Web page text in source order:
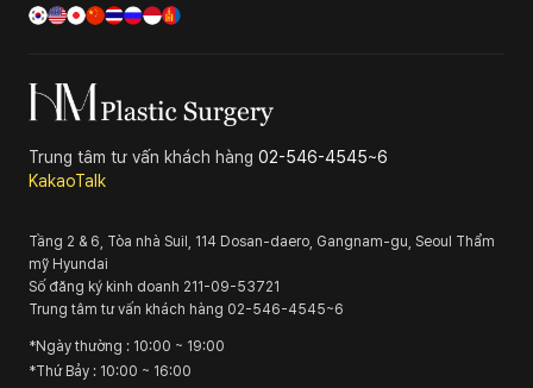
Trung tâm tư vấn khách hàng 02-546-4545~6
KakaoTalk
Tầng 2 & 6, Tòa nhà Suil, 114 Dosan-daero, Gangnam-gu, Seoul Thẩm
mỹ Hyundai
Số đăng ký kinh doanh 211-09-53721
Trung tâm tư vấn khách hàng 02-546-4545~6
*Ngày thường : 10:00 ~ 19:00
*Thứ Bảy : 10:00 ~ 16:00